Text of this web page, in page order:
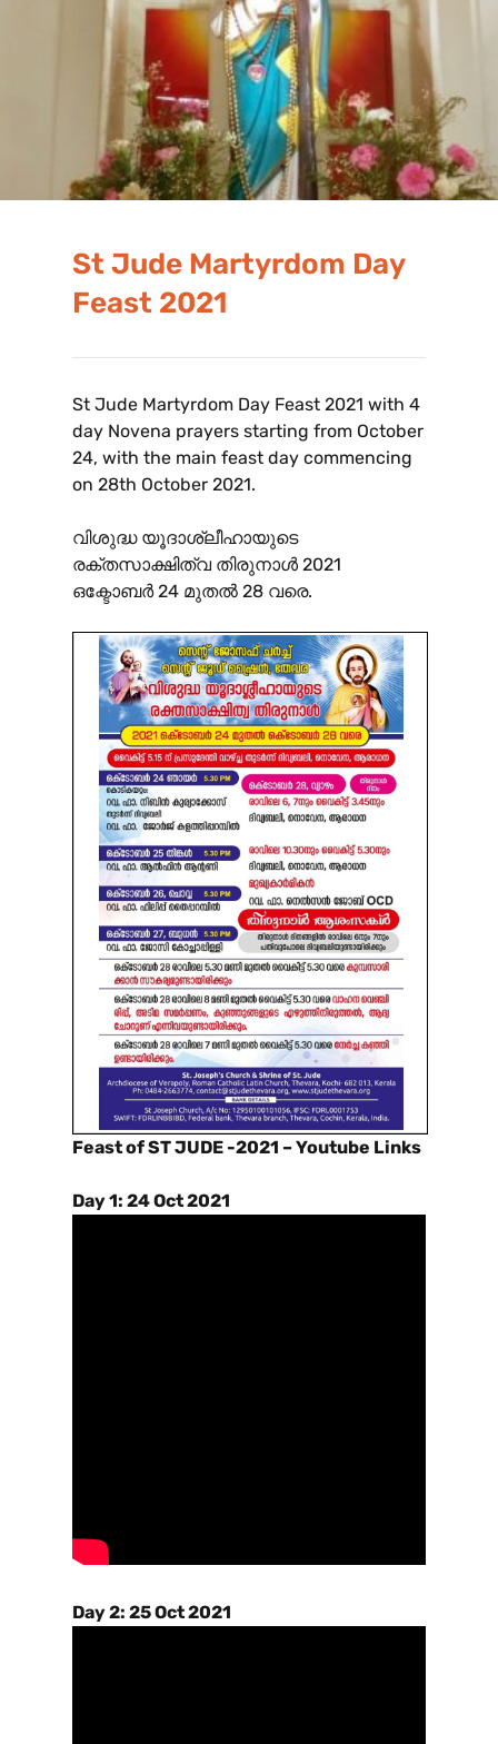
St Jude Martyrdom Day
Feast 2021
St Jude Martyrdom Day Feast 2021 with 4
day Novena prayers starting from October
24, with the main feast day commencing
on 28th October 2021.
വിശുദ്ധ യൂദാശ്ലീഹായുടെ
രക്തസാക്ഷിത്വ തിരുനാൾ 2021
ഒക്ടോബർ 24 മുതൽ 28 വരെ.
Feast of ST JUDE -2021 – Youtube Links
Day 1: 24 Oct 2021
Day 2: 25 Oct 2021